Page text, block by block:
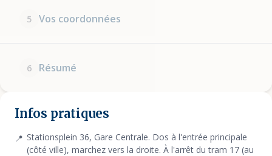
5 Vos coordonnées
6 Résumé
Infos pratiques
Stationsplein 36, Gare Centrale. Dos à l'entrée principale
(côté ville), marchez vers la droite. À l'arrêt du tram 17 (au